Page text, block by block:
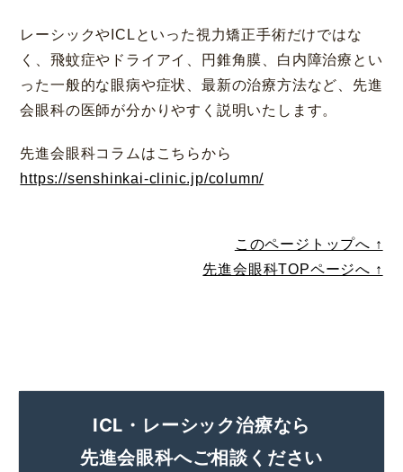
診療内容
ドクター紹介 よくあるご質問
大阪 梅田本院 福岡 天神
詳細 Web予約
田眼科
鹿児島市中央町
[提携]
寺院
大阪市天王寺区
レーシックやICLといった視力矯正手術だけではな
く、飛蚊症やドライアイ、円錐角膜、白内障治療とい
った一般的な眼病や症状、最新の治療方法など、先進
会眼科の医師が分かりやすく説明いたします。
先進会眼科コラムはこちらから
https://senshinkai-clinic.jp/column/
このページトップへ ↑
先進会眼科TOPページへ ↑
ICL・レーシック治療なら
先進会眼科へご相談ください